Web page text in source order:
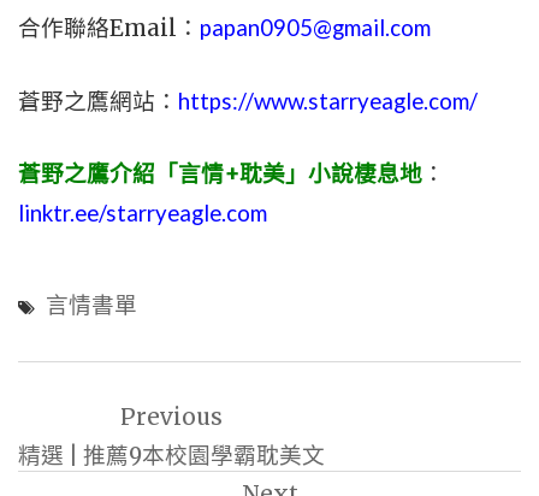
合作聯絡Email： papan0905@gmail.com
蒼野之鷹網站： https://www.starryeagle.com/
蒼野之鷹介紹「言情+耽美」小說棲息地 ：
linktr.ee/starryeagle.com
言情書單
導
Previous
精選 | 推薦9本校園學霸耽美文